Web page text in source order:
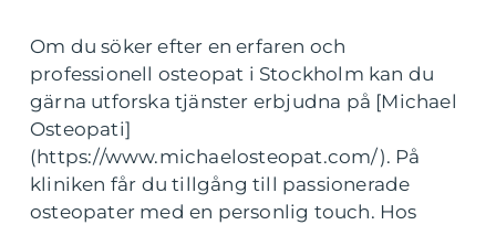
Om du söker efter en erfaren och
professionell osteopat i Stockholm kan du
gärna utforska tjänster erbjudna på [Michael
Osteopati]
(https://www.michaelosteopat.com/). På
kliniken får du tillgång till passionerade
osteopater med en personlig touch. Hos